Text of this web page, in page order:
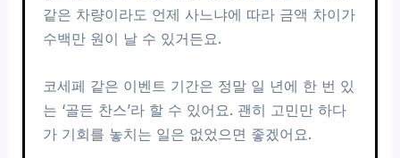
같은 차량이라도 언제 사느냐에 따라 금액 차이가
수백만 원이 날 수 있거든요.
코세페 같은 이벤트 기간은 정말 일 년에 한 번 있
는 ‘골든 찬스’라 할 수 있어요. 괜히 고민만 하다
가 기회를 놓치는 일은 없었으면 좋겠어요.